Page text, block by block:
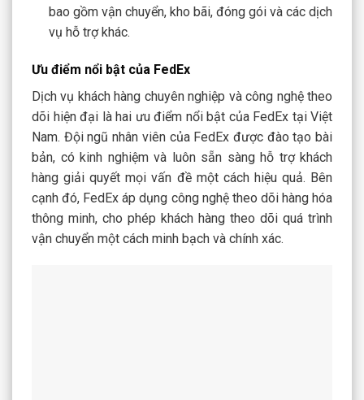
bao gồm vận chuyển, kho bãi, đóng gói và các dịch
vụ hỗ trợ khác.
Ưu điểm nổi bật của FedEx
Dịch vụ khách hàng chuyên nghiệp và công nghệ theo
dõi hiện đại là hai ưu điểm nổi bật của FedEx tại Việt
Nam. Đội ngũ nhân viên của FedEx được đào tạo bài
bản, có kinh nghiệm và luôn sẵn sàng hỗ trợ khách
hàng giải quyết mọi vấn đề một cách hiệu quả. Bên
cạnh đó, FedEx áp dụng công nghệ theo dõi hàng hóa
thông minh, cho phép khách hàng theo dõi quá trình
vận chuyển một cách minh bạch và chính xác.